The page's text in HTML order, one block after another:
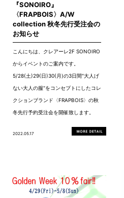
『SONOIRO』
〈FRAPBOIS〉A/W
collection 秋冬先行受注会の
お知らせ
こんにちは、クレアーレ2F SONOIRO
からイベントのご案内です。
5/28(土)29(日)30(月)の3日間"大人げ
ない大人の服"をコンセプトにしたコレ
クションブランド〈FRAPBOIS〉の秋
冬先行予約受注会を開催致します。
2022.05.17